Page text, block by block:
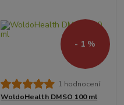
- 1 %
1 hodnocení
WoldoHealth DMSO 100 ml